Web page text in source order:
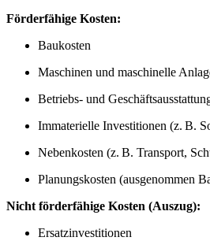
Förderfähige Kosten:
Baukosten
Maschinen und maschinelle
Betriebs- und
Immaterielle Investitionen (z. B.
Nebenkosten (z. B. Transport,
Planungskosten (ausgenommen
Nicht förderfähige Kosten (Auszug):
Ersatzinvestitionen